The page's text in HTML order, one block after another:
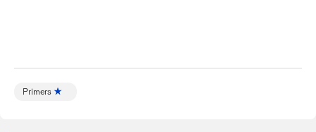
Primers